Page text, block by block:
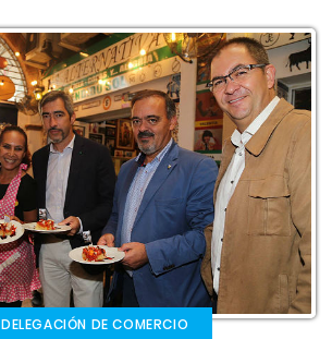
DELEGACIÓN DE COMERCIO